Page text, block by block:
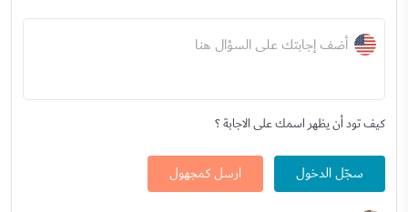
أضف إجابتك على السؤال هنا
كيف تود أن يظهر اسمك على الاجابة ؟
سجّل الدخول ارسل كمجهول